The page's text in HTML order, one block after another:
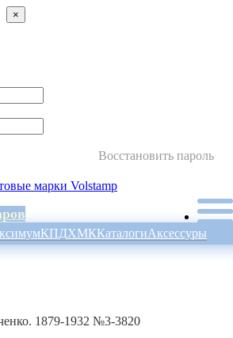
×
Восстановить пароль
КПДХМККаталогиАксессуры
1879-1932 №3-3820